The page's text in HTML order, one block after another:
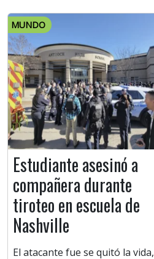
MUNDO
Estudiante asesinó a
compañera durante
tiroteo en escuela de
Nashville
El atacante fue se quitó la vida,